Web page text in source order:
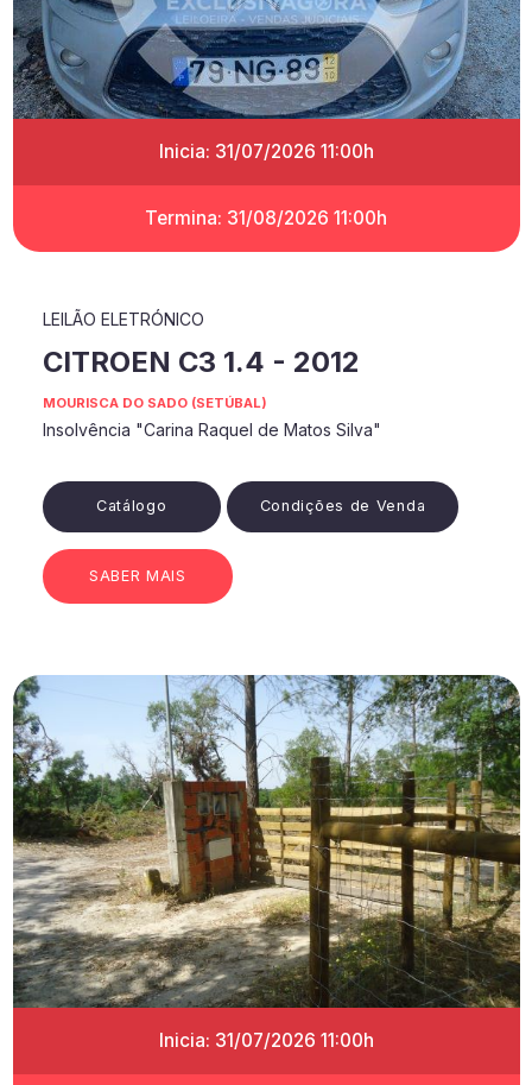
Inicia: 31/07/2026 11:00h
Termina: 31/08/2026 11:00h
LEILÃO ELETRÓNICO
CITROEN C3 1.4 - 2012
MOURISCA DO SADO (SETÚBAL)
Insolvência "Carina Raquel de Matos Silva"
Catálogo Condições de Venda
SABER MAIS
Inicia: 31/07/2026 11:00h